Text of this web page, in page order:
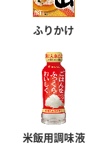
ふりかけ
米飯用調味液